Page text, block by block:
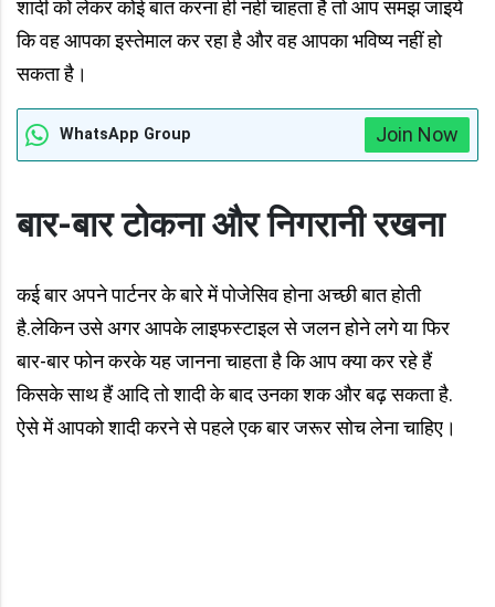
शादी को लेकर कोई बात करना ही नहीं चाहता है तो आप समझ जाइये
कि वह आपका इस्तेमाल कर रहा है और वह आपका भविष्य नहीं हो
सकता है।
WhatsApp Group Join Now
बार-बार टोकना और निगरानी रखना
कई बार अपने पार्टनर के बारे में पोजेसिव होना अच्छी बात होती
है.लेकिन उसे अगर आपके लाइफस्टाइल से जलन होने लगे या फिर
बार-बार फोन करके यह जानना चाहता है कि आप क्या कर रहे हैं
किसके साथ हैं आदि तो शादी के बाद उनका शक और बढ़ सकता है.
ऐसे में आपको शादी करने से पहले एक बार जरूर सोच लेना चाहिए।